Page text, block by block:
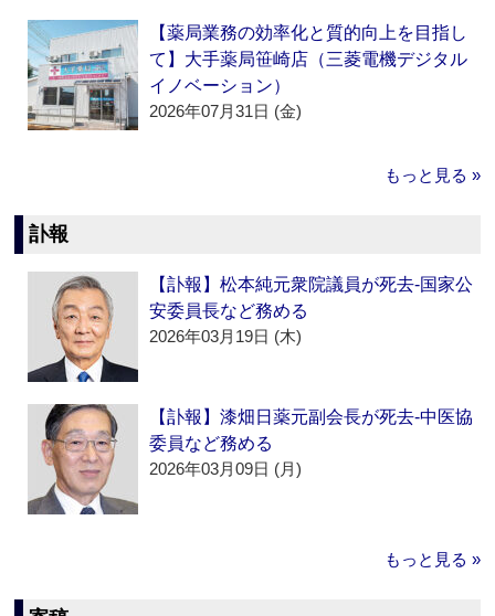
【薬局業務の効率化と質的向上を目指し
て】大手薬局笹崎店（三菱電機デジタル
イノベーション）
2026年07月31日 (金)
もっと見る »
訃報
【訃報】松本純元衆院議員が死去‐国家公
安委員長など務める
2026年03月19日 (木)
【訃報】漆畑日薬元副会長が死去‐中医協
委員など務める
2026年03月09日 (月)
もっと見る »